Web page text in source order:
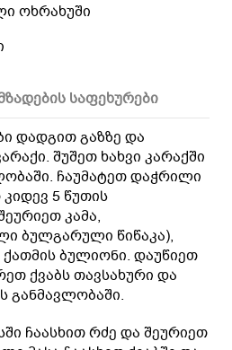
ოხრახუში
საფეხურები
დადგით გაზზე და
შუშეთ ხახვი კარაქში
ჩაუმატეთ დაჭრილი
5 წუთის
კამა,
ბულგარული წიწაკა),
ბულიონი. დაუწიეთ
ქვაბს თავსახური და
განმავლობაში.
ჩაასხით რძე და შეურიეთ